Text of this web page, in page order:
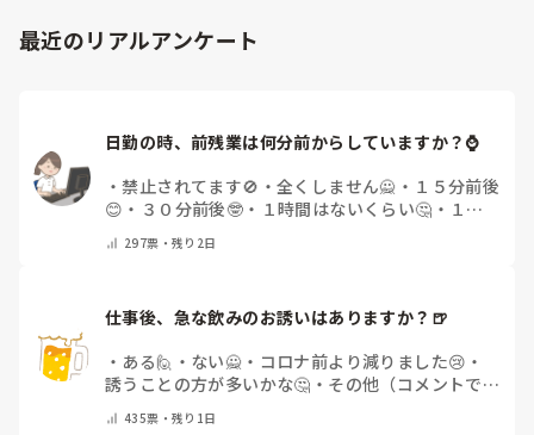
最近のリアルアンケート
日勤の時、前残業は何分前からしていますか？⌚
・禁止されてます🚫 ・ 全くしません🙅 ・ １５分前後
😊 ・ ３０分前後🤓 ・ １時間はないくらい🤔 ・ １時
297票・残り2日
仕事後、急な飲みのお誘いはありますか？🍺
・ ある🙋 ・ ない🙅 ・ コロナ前より減りました😢 ・
誘うことの方が多いかな🤔 ・ その他（コメントで教
435票・残り1日